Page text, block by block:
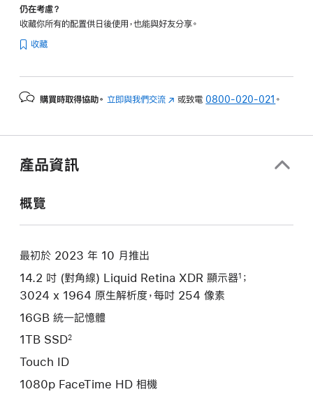
期
仍在考慮？
收藏你所有的配置供日後使用，也能與好友分享。
收藏
購買時取得協助。 立即與我們交流 (以 或致電 0800-020-021 。
產品資訊
概覽
最初於 2023 年 10 月推出
14.2 吋 (對角線) Liquid Retina XDR 顯示器1 ；
3024 x 1964 原生解析度，每吋 254 像素
16GB 統一記憶體
1TB SSD2
Touch ID
1080p FaceTime HD 相機